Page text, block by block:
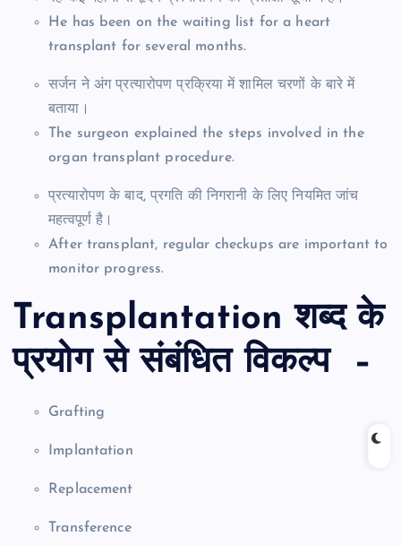
He has been on the waiting list for a heart
transplant for several months.
सर्जन ने अंग प्रत्यारोपण प्रक्रिया में शामिल चरणों के बारे में
बताया।
The surgeon explained the steps involved in the
organ transplant procedure.
प्रत्यारोपण के बाद, प्रगति की निगरानी के लिए नियमित जांच
महत्वपूर्ण है।
After transplant, regular checkups are important to
monitor progress.
Transplantation शब्द के
प्रयोग से संबंधित विकल्प –
Grafting
Implantation
Replacement
Transference